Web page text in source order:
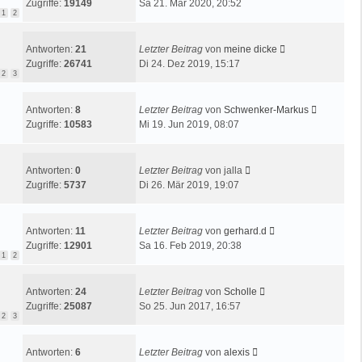
1 2
Zugriffe: 19149 Sa 21. Mär 2020, 20:52
2 3
Antworten: 21
Zugriffe: 26741
Letzter Beitrag von meine dicke
Di 24. Dez 2019, 15:17
Antworten: 8
Zugriffe: 10583
Letzter Beitrag von Schwenker-Markus
Mi 19. Jun 2019, 08:07
Antworten: 0
Zugriffe: 5737
Letzter Beitrag von jalla
Di 26. Mär 2019, 19:07
1 2
Antworten: 11
Zugriffe: 12901
Letzter Beitrag von gerhard.d
Sa 16. Feb 2019, 20:38
2 3
Antworten: 24
Zugriffe: 25087
Letzter Beitrag von Scholle
So 25. Jun 2017, 16:57
Antworten: 6
Letzter Beitrag von alexis